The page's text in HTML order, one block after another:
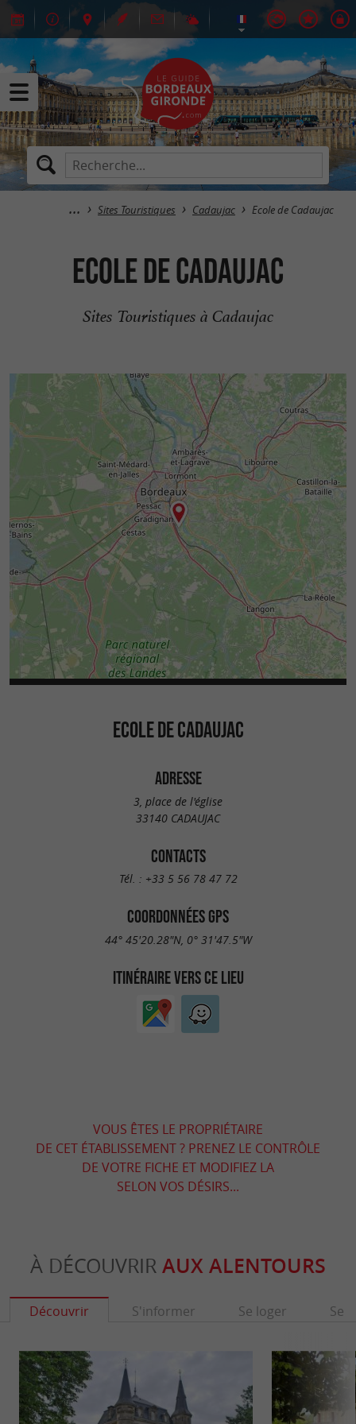
Sites Touristiques Cadaujac Ecole de Cadaujac
Ecole de Cadaujac
Sites Touristiques à Cadaujac
ECOLE DE CADAUJAC
ADRESSE
3, place de l'église
33140 CADAUJAC
CONTACTS
Tél. : +33 5 56 78 47 72
COORDONNÉES GPS
44° 45'20.28"N, 0° 31'47.5"W
ITINÉRAIRE VERS CE LIEU
VOUS ÊTES LE PROPRIÉTAIRE
DE CET ÉTABLISSEMENT ? PRENEZ LE CONTRÔLE
DE VOTRE FICHE ET MODIFIEZ LA
SELON VOS DÉSIRS...
À DÉCOUVRIR AUX ALENTOURS
Découvrir S'informer Se loger Se